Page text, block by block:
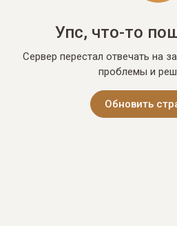
Упс, что-то
Сервер перестал отвечать на
проблемы и
Обновить